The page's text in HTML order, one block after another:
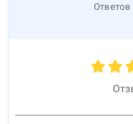
Ответов